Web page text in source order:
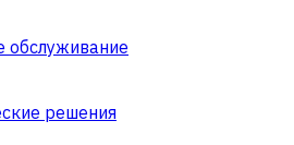
обслуживание
решения